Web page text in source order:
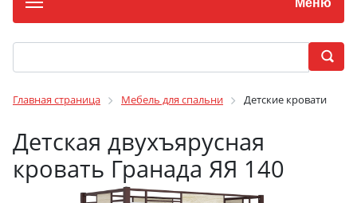
Главная страница Мебель для спальни Детские кровати
Детская двухъярусная
кровать Гранада ЯЯ 140